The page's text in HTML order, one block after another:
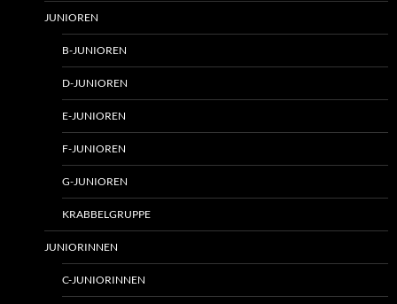
JUNIOREN
B-JUNIOREN
D-JUNIOREN
E-JUNIOREN
F-JUNIOREN
G-JUNIOREN
KRABBELGRUPPE
JUNIORINNEN
C-JUNIORINNEN